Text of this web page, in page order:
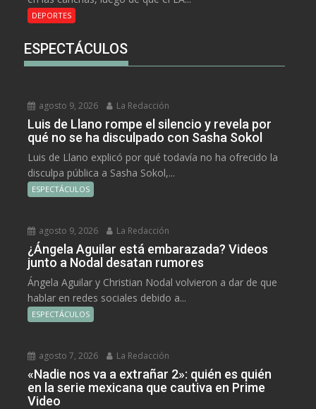
DEPORTES
ESPECTÁCULOS
agosto 9, 2026 La Redacción
Luis de Llano rompe el silencio y revela por
qué no se ha disculpado con Sasha Sokol
Luis de Llano explicó por qué todavía no ha ofrecido la
disculpa pública a Sasha Sokol,...
ESPECTÁCULOS
agosto 9, 2026 La Redacción
¿Ángela Aguilar está embarazada? Videos
junto a Nodal desatan rumores
Ángela Aguilar y Christian Nodal volvieron a dar de que
hablar en redes sociales debido a...
ESPECTÁCULOS
agosto 7, 2026 La Redacción
«Nadie nos va a extrañar 2»: quién es quién
en la serie mexicana que cautiva en Prime
Video